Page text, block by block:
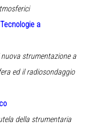
a
strumentazione a
ed il radiosondaggio
della strumentaria